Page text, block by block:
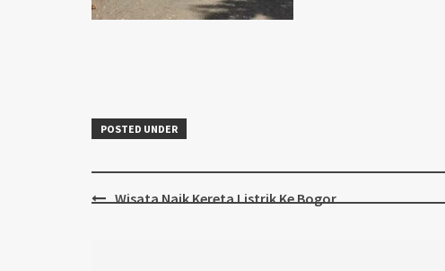
POSTED UNDER
PostWisata Naik Kereta Listrik Ke Bogor